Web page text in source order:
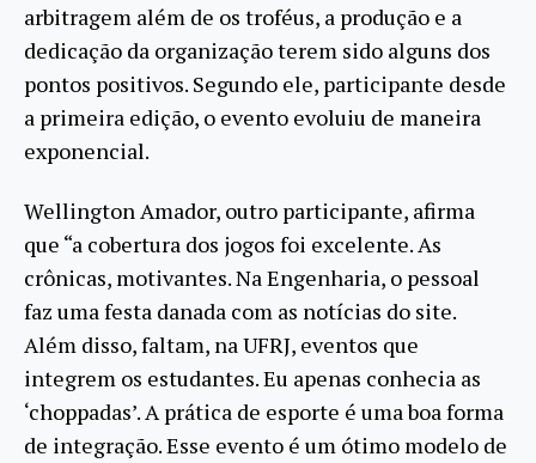
arbitragem além de os troféus, a produção e a
dedicação da organização terem sido alguns dos
pontos positivos. Segundo ele, participante desde
a primeira edição, o evento evoluiu de maneira
exponencial.
Wellington Amador, outro participante, afirma
que “a cobertura dos jogos foi excelente. As
crônicas, motivantes. Na Engenharia, o pessoal
faz uma festa danada com as notícias do site.
Além disso, faltam, na UFRJ, eventos que
integrem os estudantes. Eu apenas conhecia as
‘choppadas’. A prática de esporte é uma boa forma
de integração. Esse evento é um ótimo modelo de